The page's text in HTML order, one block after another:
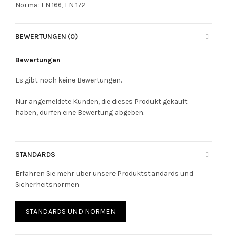
Norma: EN 166, EN 172
BEWERTUNGEN (0)
Bewertungen
Es gibt noch keine Bewertungen.
Nur angemeldete Kunden, die dieses Produkt gekauft
haben, dürfen eine Bewertung abgeben.
STANDARDS
Erfahren Sie mehr über unsere Produktstandards und
Sicherheitsnormen
STANDARDS UND NORMEN